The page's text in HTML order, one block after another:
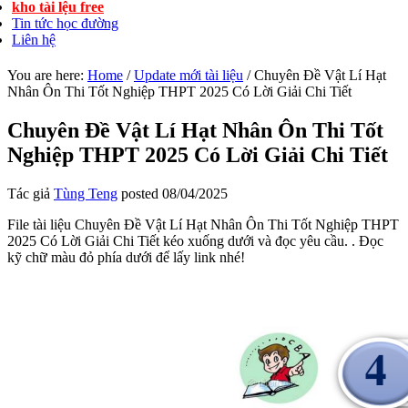
kho tài lệu free
Tin tức học đường
Liên hệ
You are here: Home / Update mới tài liệu /Chuyên Đề Vật Lí Hạt
Nhân Ôn Thi Tốt Nghiệp THPT 2025 Có Lời Giải Chi Tiết
Chuyên Đề Vật Lí Hạt Nhân Ôn Thi Tốt
Nghiệp THPT 2025 Có Lời Giải Chi Tiết
Tác giả Tùng Teng posted 08/04/2025
File tài liệu Chuyên Đề Vật Lí Hạt Nhân Ôn Thi Tốt Nghiệp THPT
2025 Có Lời Giải Chi Tiết kéo xuống dưới và đọc yêu cầu. . Đọc
kỹ chữ màu đỏ phía dưới để lấy link nhé!